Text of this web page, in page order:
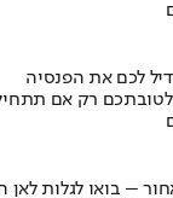
לכם את הפנסיה
לטובתכם רק אם